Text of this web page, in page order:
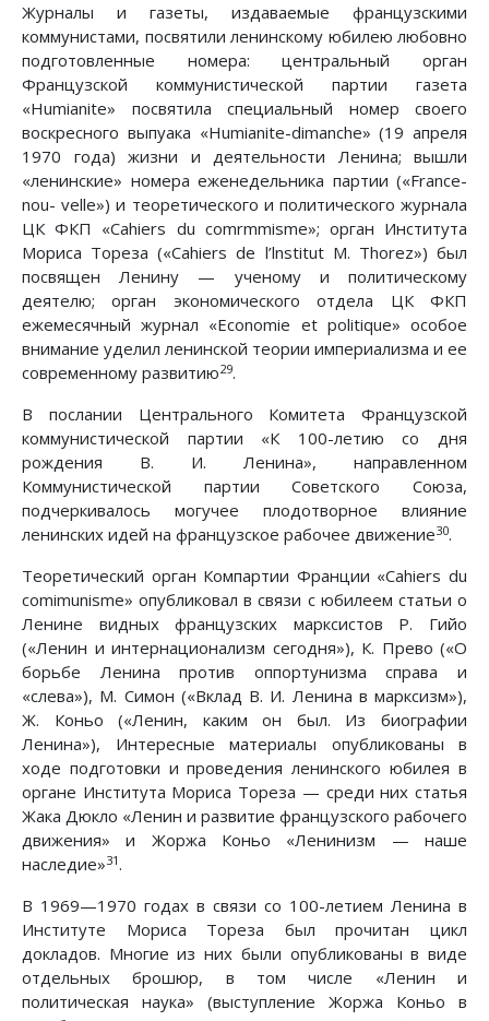
Журналы и газеты, издаваемые французскими
коммунистами, посвятили ленинскому юбилею любовно
подготовленные номера: центральный орган
Французской коммунистической партии газета
«Humianite» посвятила специальный номер своего
воскресного выпуака «Humianite-dimanche» (19 апреля
1970 года) жизни и деятельности Ленина; вышли
«ленинские» номера еженедельника партии («France-
nou- velle») и теоретического и политического журнала
ЦК ФКП «Cahiers du comrmmisme»; орган Института
Мориса Тореза («Cahiers de l’lnstitut М. Thorez») был
посвящен Ленину — ученому и политическому
деятелю; орган экономического отдела ЦК ФКП
ежемесячный журнал «Economie et politique» особое
внимание уделил ленинской теории империализма и ее
современному развитию29.
В послании Центрального Комитета Французской
коммунистической партии «К 100-летию со дня
рождения В. И. Ленина», направленном
Коммунистической партии Советского Союза,
подчеркивалось могучее плодотворное влияние
ленинских идей на французское рабочее движение30.
Теоретический орган Компартии Франции «Cahiers du
comimunisme» опубликовал в связи с юбилеем статьи о
Ленине видных французских марксистов Р. Гийо
(«Ленин и интернационализм сегодня»), К. Прево («О
борьбе Ленина против оппортунизма справа и
«слева»), М. Симон («Вклад В. И. Ленина в марксизм»),
Ж. Коньо («Ленин, каким он был. Из биографии
Ленина»), Интересные материалы опубликованы в
ходе подготовки и проведения ленинского юбилея в
органе Института Мориса Тореза — среди них статья
Жака Дюкло «Ленин и развитие французского рабочего
движения» и Жоржа Коньо «Ленинизм — наше
наследие»31.
В 1969—1970 годах в связи со 100-летием Ленина в
Институте Мориса Тореза был прочитан цикл
докладов. Многие из них были опубликованы в виде
отдельных брошюр, в том числе «Ленин и
политическая наука» (выступление Жоржа Коньо в